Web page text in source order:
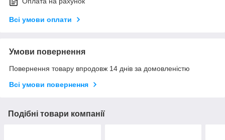
Всі умови оплати
Умови повернення
Повернення товару впродовж 14 днів за домовленістю
Всі умови повернення
Подібні товари компанії